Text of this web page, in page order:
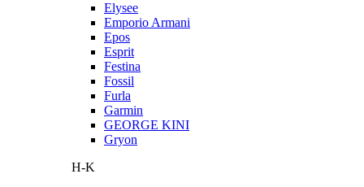
Elysee
Emporio Armani
Epos
Esprit
Festina
Fossil
Furla
Garmin
GEORGE KINI
Gryon
H-K